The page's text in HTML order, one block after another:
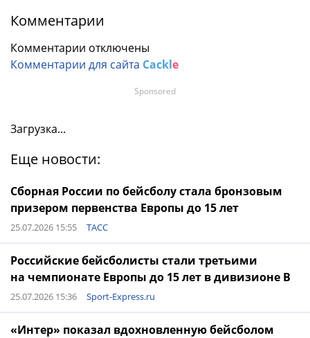
Комментарии
Комментарии отключены
Комментарии для сайта Cackle
Загрузка...
Еще новости:
Сборная России по бейсболу стала бронзовым
призером первенства Европы до 15 лет
25.07.2026 15:55 ТАСС
Российские бейсболисты стали третьими
на чемпионате Европы до 15 лет в дивизионе B
25.07.2026 15:36 Sport-Express.ru
«Интер» показал вдохновленную бейсболом
Sponsored